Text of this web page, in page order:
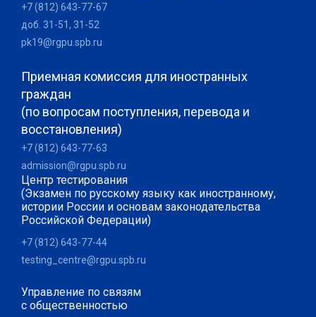
+7 (812) 643-77-67
доб. 31-51, 31-52
pk19@rgpu.spb.ru
Приемная комиссия для иностранных
граждан
(по вопросам поступления, перевода и
восстановления)
+7 (812) 643-77-63
admission@rgpu.spb.ru
Центр тестирования
(Экзамен по русскому языку как иностранному,
истории России и основам законодательства
Российской Федерации)
+7 (812) 643-77-44
testing_centre@rgpu.spb.ru
Управление по связям
с общественностью